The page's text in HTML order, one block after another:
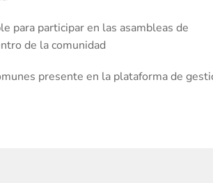
para participar en las asambleas de
de la comunidad
presente en la plataforma de